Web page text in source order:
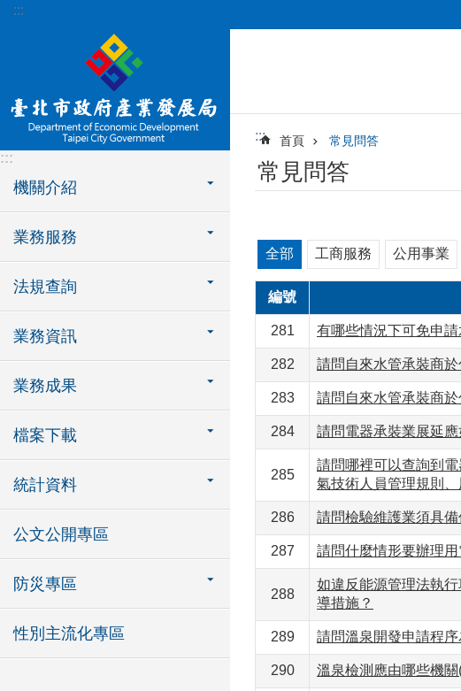
跳到主要內容區塊
:::
:::
機關介紹
業務服務
法規查詢
業務資訊
業務成果
檔案下載
統計資料
公文公開專區
防災專區
性別主流化專區
::: 首頁 常見問答
常見問答
全部 工商服務 公用事業
編號
281 有哪些情況下可免申
282 請問自來水管承裝商
283 請問自來水管承裝商
284 請問電器承裝業展延應
285
請問哪裡可以查詢到
氣技術人員管理規則
286 請問檢驗維護業須具備
287 請問什麼情形要辦理
288
如違反能源管理法執
導措施？
289 請問溫泉開發申請程序
290 溫泉檢測應由哪些機關